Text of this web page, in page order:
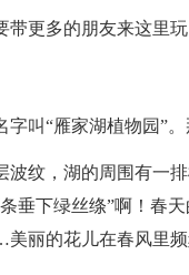
更多的朋友来这里玩
叫“雁家湖植物园”
波纹，湖的周围有一
垂下绿丝绦”啊！春
丽的花儿在春风里频